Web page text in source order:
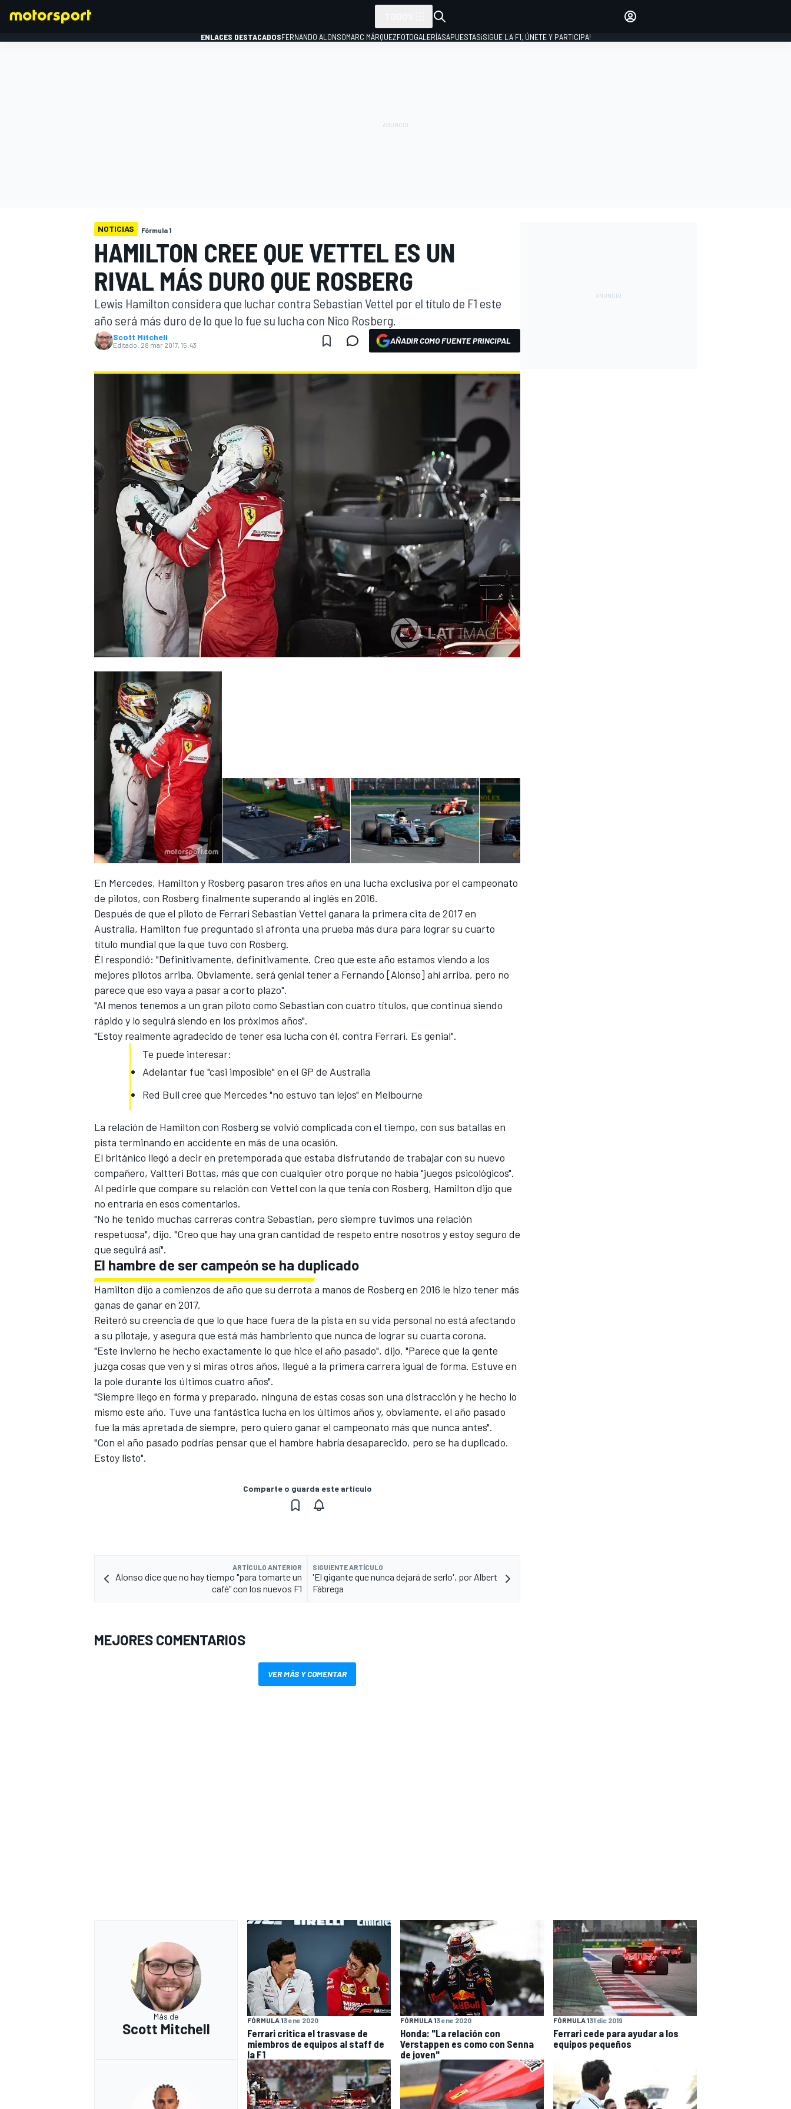
WEC FÓRMULA E
MÁS CATEGORÍAS
ENLACES DESTACADOSFERNANDO ALONSOMARC MÁRQUEZFOTOGALERÍASAPUESTAS¡SIGUE LA F1, ÚNETE Y PARTICIPA!
NOTICIAS Fórmula 1
HAMILTON CREE QUE VETTEL ES UN
RIVAL MÁS DURO QUE ROSBERG
Lewis Hamilton considera que luchar contra Sebastian Vettel por el título de F1 este
año será más duro de lo que lo fue su lucha con Nico Rosberg.
Scott Mitchell
Editado: 28 mar 2017, 15:43 AÑADIR COMO FUENTE PRINCIPAL
En Mercedes, Hamilton y Rosberg pasaron tres años en una lucha exclusiva por el campeonato
de pilotos, con Rosberg finalmente superando al inglés en 2016.
Después de que el piloto de Ferrari Sebastian Vettel ganara la primera cita de 2017 en
Australia, Hamilton fue preguntado si afronta una prueba más dura para lograr su cuarto
título mundial que la que tuvo con Rosberg.
Él respondió: "Definitivamente, definitivamente. Creo que este año estamos viendo a los
mejores pilotos arriba. Obviamente, será genial tener a Fernando [Alonso] ahí arriba, pero no
parece que eso vaya a pasar a corto plazo".
"Al menos tenemos a un gran piloto como Sebastian con cuatro títulos, que continua siendo
rápido y lo seguirá siendo en los próximos años".
"Estoy realmente agradecido de tener esa lucha con él, contra Ferrari. Es genial".
Te puede interesar:
Adelantar fue "casi imposible" en el GP de Australia
Red Bull cree que Mercedes "no estuvo tan lejos" en Melbourne
La relación de Hamilton con Rosberg se volvió complicada con el tiempo, con sus batallas en
pista terminando en accidente en más de una ocasión.
El británico llegó a decir en pretemporada que estaba disfrutando de trabajar con su nuevo
compañero, Valtteri Bottas, más que con cualquier otro porque no había "juegos psicológicos".
Al pedirle que compare su relación con Vettel con la que tenía con Rosberg, Hamilton dijo que
no entraría en esos comentarios.
"No he tenido muchas carreras contra Sebastian, pero siempre tuvimos una relación
respetuosa", dijo. "Creo que hay una gran cantidad de respeto entre nosotros y estoy seguro de
que seguirá así".
El hambre de ser campeón se ha duplicado
Hamilton dijo a comienzos de año que su derrota a manos de Rosberg en 2016 le hizo tener más
ganas de ganar en 2017.
Reiteró su creencia de que lo que hace fuera de la pista en su vida personal no está afectando
a su pilotaje, y asegura que está más hambriento que nunca de lograr su cuarta corona.
"Este invierno he hecho exactamente lo que hice el año pasado", dijo. "Parece que la gente
juzga cosas que ven y si miras otros años, llegué a la primera carrera igual de forma. Estuve en
la pole durante los últimos cuatro años".
"Siempre llego en forma y preparado, ninguna de estas cosas son una distracción y he hecho lo
mismo este año. Tuve una fantástica lucha en los últimos años y, obviamente, el año pasado
fue la más apretada de siempre, pero quiero ganar el campeonato más que nunca antes".
"Con el año pasado podrías pensar que el hambre habría desaparecido, pero se ha duplicado.
Estoy listo".
Comparte o guarda este artículo
ARTÍCULO ANTERIOR
Alonso dice que no hay tiempo "para tomarte un
café" con los nuevos F1
SIGUIENTE ARTÍCULO
'El gigante que nunca dejará de serlo', por Albert
Fábrega
MEJORES COMENTARIOS
VER MÁS Y COMENTAR
Más de
Scott Mitchell
FÓRMULA 13 ene 2020
Ferrari critica el trasvase de
miembros de equipos al staff de
la F1
FÓRMULA 13 ene 2020
Honda: "La relación con
Verstappen es como con Senna
de joven"
FÓRMULA 131 dic 2019
Ferrari cede para ayudar a los
equipos pequeños